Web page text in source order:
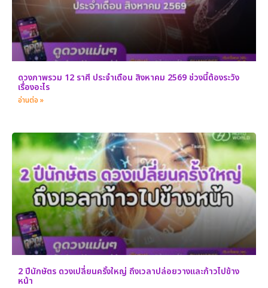
ดวงภาพรวม 12 ราศี ประจำเดือน สิงหาคม 2569 ช่วงนี้ต้องระวัง
เรื่องอะไร
อ่านต่อ »
2 ปีนักษัตร ดวงเปลี่ยนครั้งใหญ่ ถึงเวลาปล่อยวางและก้าวไปข้าง
หน้า